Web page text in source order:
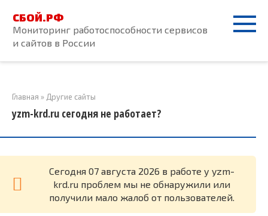
контенту
СБОЙ.РФ
Мониторинг работоспособности сервисов
и сайтов в России
Главная » Другие сайты
yzm-krd.ru сегодня не работает?
Cегодня 07 августа 2026 в работе у yzm-
krd.ru проблем мы не обнаружили или
получили мало жалоб от пользователей.